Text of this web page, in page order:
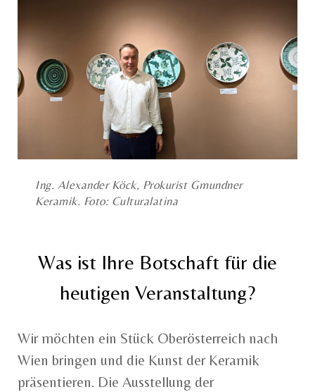
Ing. Alexander Köck, Prokurist Gmundner
Keramik. Foto: Culturalatina
Was ist Ihre Botschaft für die
heutigen Veranstaltung?
Wir möchten ein Stück Oberösterreich nach
Wien bringen und die Kunst der Keramik
präsentieren. Die Ausstellung der